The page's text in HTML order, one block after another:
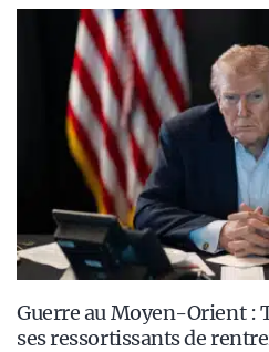
Guerre au Moyen-Orient :
ses ressortissants de